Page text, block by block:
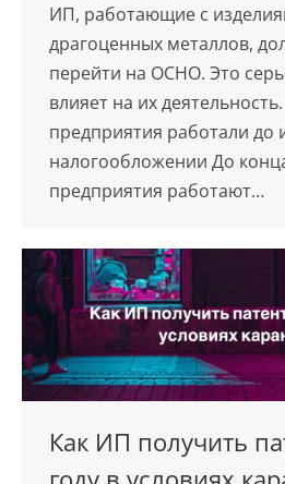
ИП, работающие с
драгоценных металлов,
перейти на ОСНО. Это
влияет на их
предприятия работали до
налогообложении До
предприятия работают…
Как ИП получить